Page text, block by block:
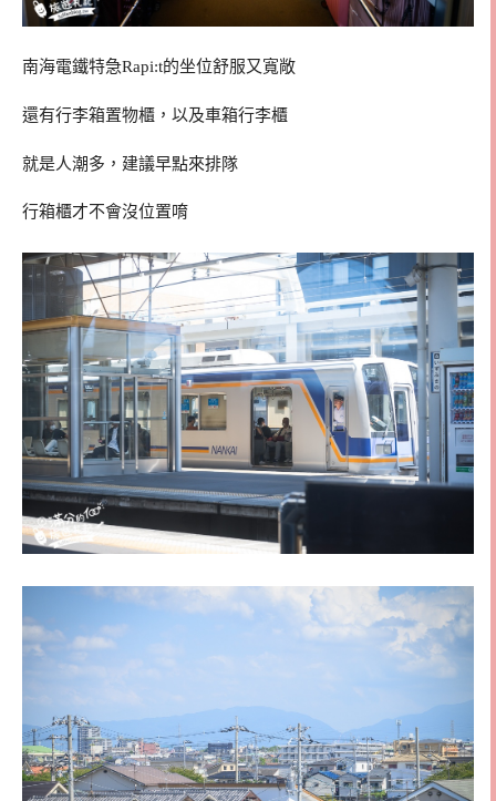
南海電鐵特急Rapi:t的坐位舒服又寬敞
還有行李箱置物櫃，以及車箱行李櫃
就是人潮多，建議早點來排隊
行箱櫃才不會沒位置唷